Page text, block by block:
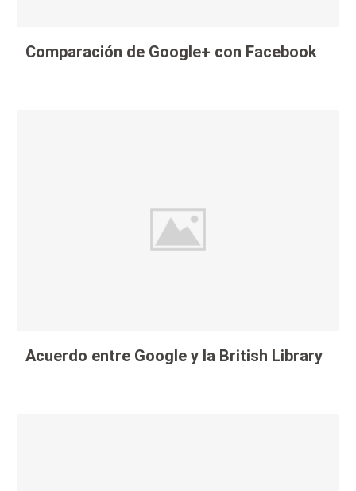
Comparación de Google+ con Facebook
Acuerdo entre Google y la British Library